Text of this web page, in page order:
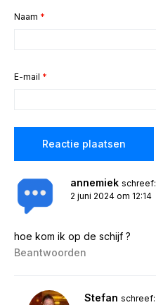
annemiek schreef:
2 juni 2024 om 12:14
hoe kom ik op de schijf ?
Beantwoorden
Stefan schreef:
Naam *
E-mail *